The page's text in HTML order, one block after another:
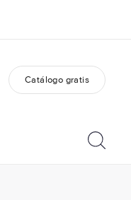
Trabajos
Catálogo gratis